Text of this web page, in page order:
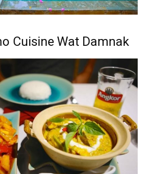
Cuisine Wat Damnak